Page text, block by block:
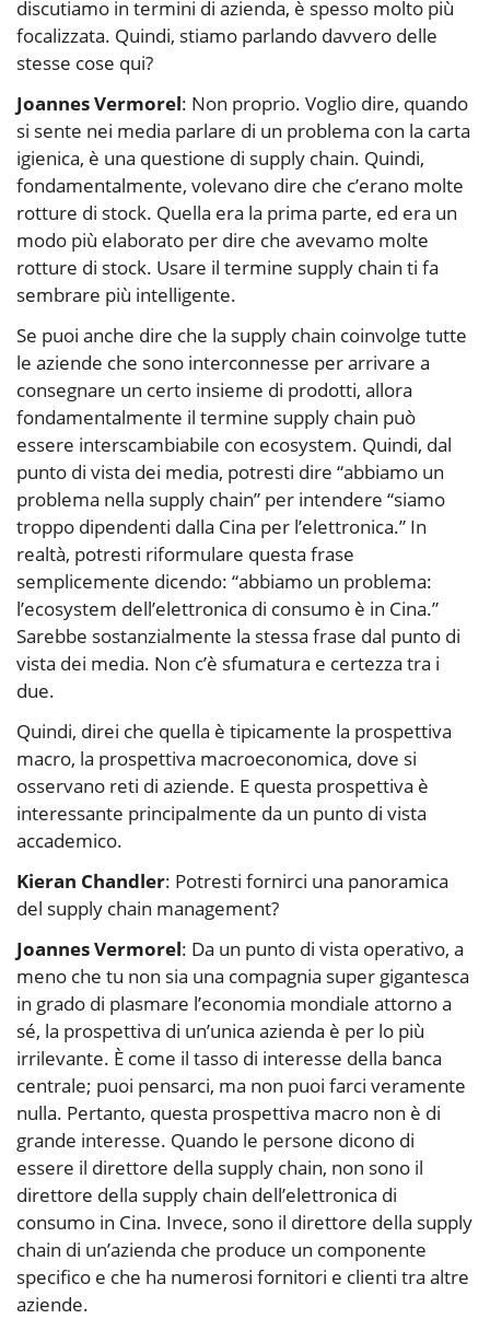
discutiamo in termini di azienda, è spesso molto più
focalizzata. Quindi, stiamo parlando davvero delle
stesse cose qui?
Joannes Vermorel: Non proprio. Voglio dire, quando
si sente nei media parlare di un problema con la carta
igienica, è una questione di supply chain. Quindi,
fondamentalmente, volevano dire che c’erano molte
rotture di stock. Quella era la prima parte, ed era un
modo più elaborato per dire che avevamo molte
rotture di stock. Usare il termine supply chain ti fa
sembrare più intelligente.
Se puoi anche dire che la supply chain coinvolge tutte
le aziende che sono interconnesse per arrivare a
consegnare un certo insieme di prodotti, allora
fondamentalmente il termine supply chain può
essere interscambiabile con ecosystem. Quindi, dal
punto di vista dei media, potresti dire “abbiamo un
problema nella supply chain” per intendere “siamo
troppo dipendenti dalla Cina per l’elettronica.” In
realtà, potresti riformulare questa frase
semplicemente dicendo: “abbiamo un problema:
l’ecosystem dell’elettronica di consumo è in Cina.”
Sarebbe sostanzialmente la stessa frase dal punto di
vista dei media. Non c’è sfumatura e certezza tra i
due.
Quindi, direi che quella è tipicamente la prospettiva
macro, la prospettiva macroeconomica, dove si
osservano reti di aziende. E questa prospettiva è
interessante principalmente da un punto di vista
accademico.
Kieran Chandler: Potresti fornirci una panoramica
del supply chain management?
Joannes Vermorel: Da un punto di vista operativo, a
meno che tu non sia una compagnia super gigantesca
in grado di plasmare l’economia mondiale attorno a
sé, la prospettiva di un’unica azienda è per lo più
irrilevante. È come il tasso di interesse della banca
centrale; puoi pensarci, ma non puoi farci veramente
nulla. Pertanto, questa prospettiva macro non è di
grande interesse. Quando le persone dicono di
essere il direttore della supply chain, non sono il
direttore della supply chain dell’elettronica di
consumo in Cina. Invece, sono il direttore della supply
chain di un’azienda che produce un componente
specifico e che ha numerosi fornitori e clienti tra altre
aziende.